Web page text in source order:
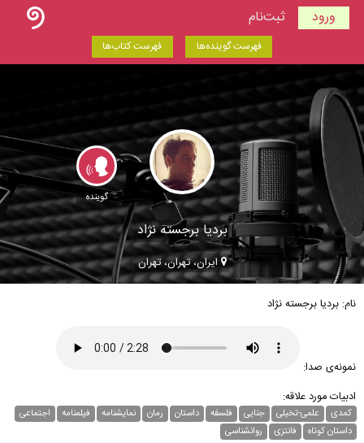
ورود ثبت‌نام
فهرست گوینده‌ها فهرست کتاب‌ها
گوینده
بردیا برجسته نژاد
ایران، تهران، تهران
نام: بردیا برجسته نژاد
نمونه‌ی صدا:
ادبیات مورد علاقه:
کمدی علمی-تخیلی جنایی فلسفه داستان رمان نمایشنامه فیلمنامه
اجتماعی
داستان کوتاه
فانتزی روانشناسی